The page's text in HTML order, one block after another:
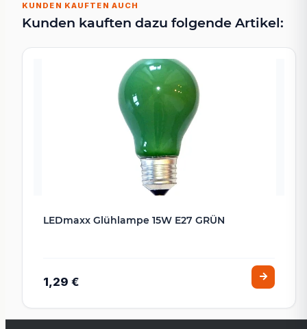
KUNDEN KAUFTEN AUCH
Kunden kauften dazu folgende Artikel:
LEDmaxx Glühlampe 15W E27 GRÜN
1,29 €